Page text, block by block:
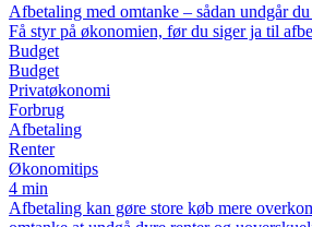
Afbetaling med omtanke – sådan undgår
Få styr på økonomien, før du siger ja til
Budget
Budget
Privatøkonomi
Forbrug
Afbetaling
Renter
Økonomitips
4 min
Afbetaling kan gøre store køb mere